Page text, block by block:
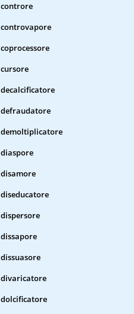
controre
controvapore
coprocessore
cursore
decalcificatore
defraudatore
demoltiplicatore
diaspore
disamore
diseducatore
dispersore
dissapore
dissuasore
divaricatore
dolcificatore